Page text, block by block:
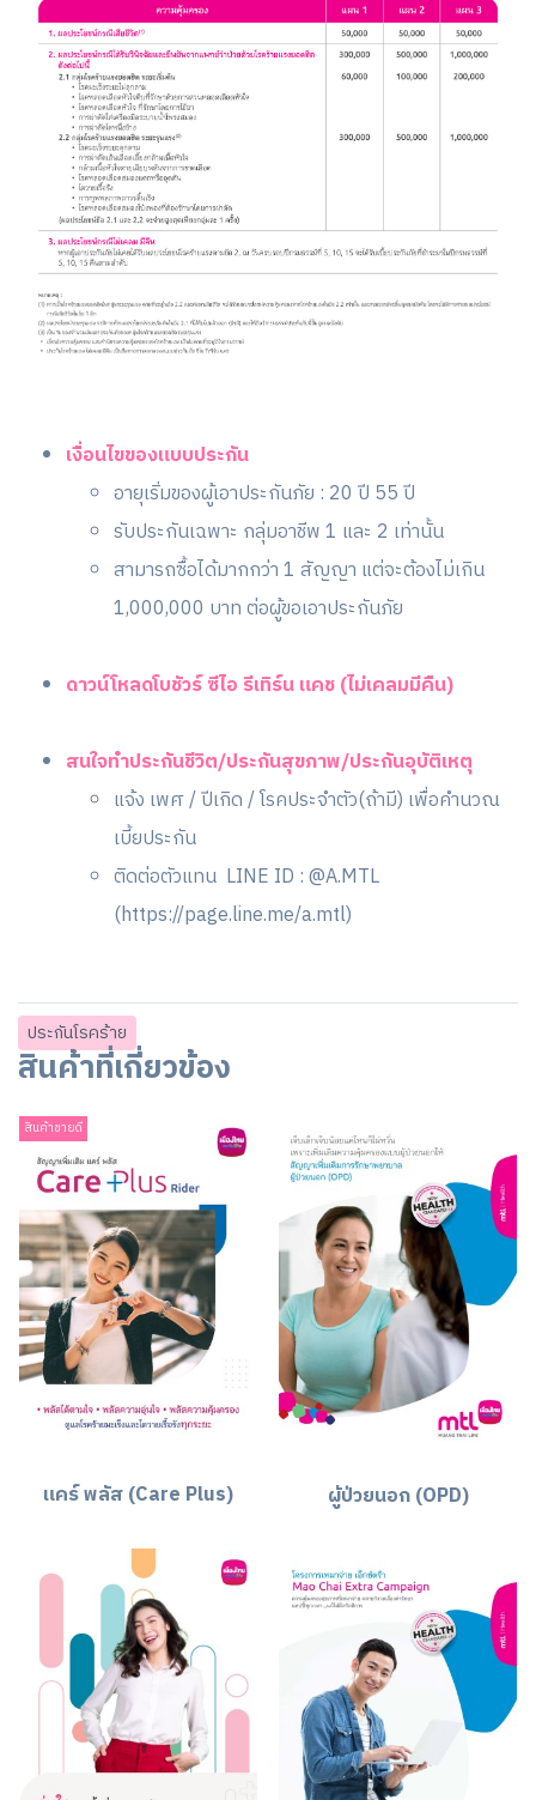
เงื่อนไขของแบบประกัน
อายุเริ่มของผู้เอาประกันภัย : 20 ปี 55 ปี
รับประกันเฉพาะ กลุ่มอาชีพ 1 และ 2 เท่านั้น
สามารถซื้อได้มากกว่า 1 สัญญา แต่จะต้องไม่เกิน
1,000,000 บาท ต่อผู้ขอเอาประกันภัย
ดาวน์โหลดโบชัวร์ ซีไอ รีเทิร์น แคช (ไม่เคลมมีคืน)
สนใจทำประกันชีวิต/ประกันสุขภาพ/ประกันอุบัติเหตุ
แจ้ง เพศ / ปีเกิด / โรคประจำตัว(ถ้ามี) เพื่อคำนวณ
เบี้ยประกัน
ติดต่อตัวแทน LINE ID : @A.MTL
(https://page.line.me/a.mtl)
ประกันโรคร้าย
สินค้าที่เกี่ยวข้อง
สินค้าขายดี
แคร์ พลัส (Care Plus) ผู้ป่วยนอก (OPD)